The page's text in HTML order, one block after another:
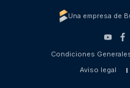
Una empresa de
Condiciones
Aviso legal